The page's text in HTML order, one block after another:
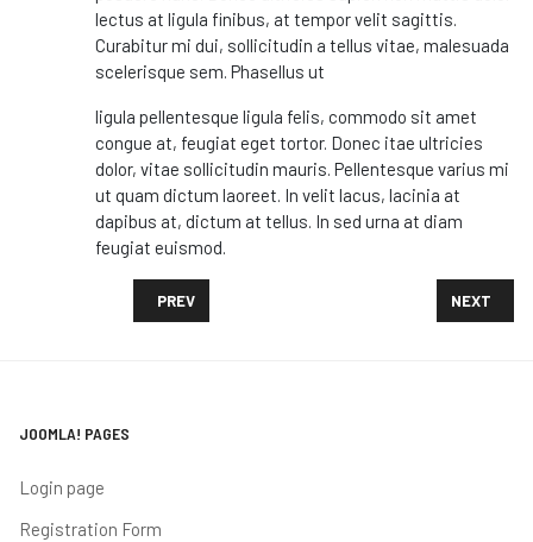
lectus at ligula finibus, at tempor velit sagittis.
Curabitur mi dui, sollicitudin a tellus vitae, malesuada
scelerisque sem. Phasellus ut
ligula pellentesque ligula felis, commodo sit amet
congue at, feugiat eget tortor. Donec itae ultricies
dolor, vitae sollicitudin mauris. Pellentesque varius mi
ut quam dictum laoreet. In velit lacus, lacinia at
dapibus at, dictum at tellus. In sed urna at diam
feugiat euismod.
PREVIOUS ARTICLE: HOW A GROUP OF ROMANCE
PREV NEXT
NEXT
JOOMLA! PAGES
Login page
Registration Form